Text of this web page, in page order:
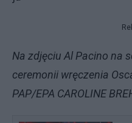
Na zdjęciu Al Pacino na
ceremonii wręczenia
PAP/EPA CAROLINE